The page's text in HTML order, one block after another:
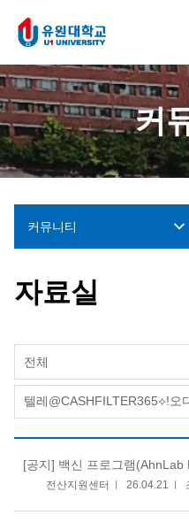
커
커뮤니티
자료실
전체
[공지] 백신 프로그램(AhnLab
전산지원센터 26.04.21